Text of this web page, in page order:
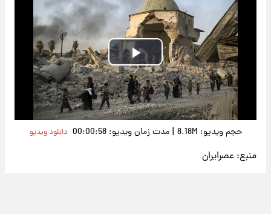
Play
Video
حجم ویدیو: 8.18M |مدت زمان ویدیو: 00:00:58 دانلود ویدیو
منبع: عصرایران